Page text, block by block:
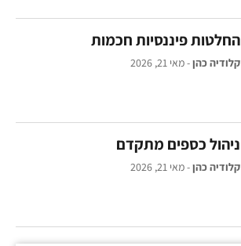
החלטות פיננסיות חכמות
קלודיה כהן מאי 21, 2026
ניהול כספים מתקדם
קלודיה כהן מאי 21, 2026